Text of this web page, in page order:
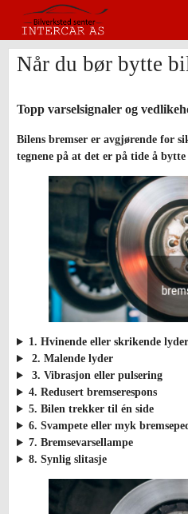
Når du bør bytte
Topp varselsignaler og
Bilens bremser er avgjørende for
tegnene på at det er på tide å bytte
1. Hvinende eller skrikende lyder
2. Malende lyder
3. Vibrasjon eller pulsering
4. Redusert bremserespons
5. Bilen trekker til én side
6. Svampete eller myk
7. Bremsevarsellampe
8. Synlig slitasje